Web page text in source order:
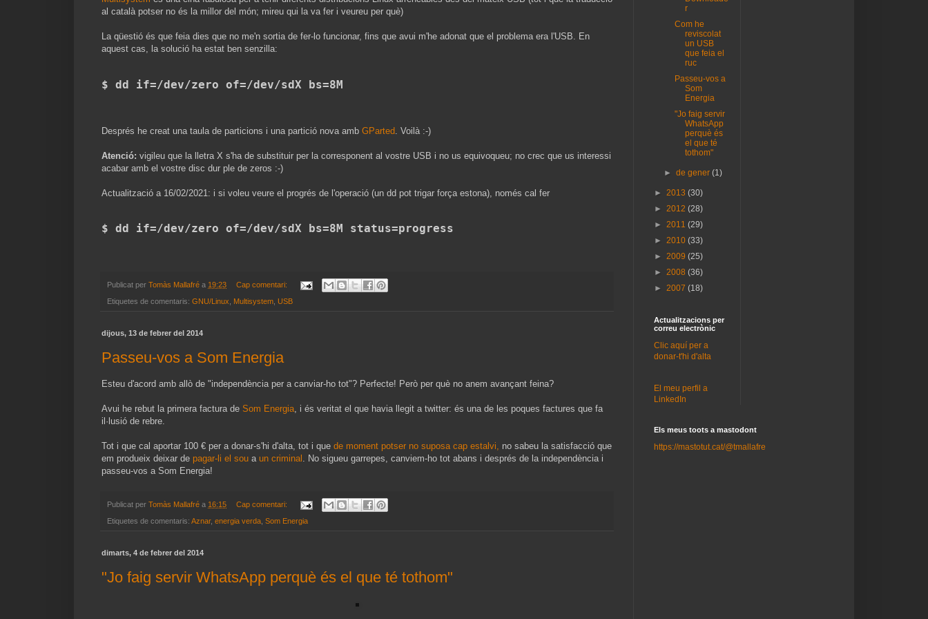
al català potser no és la millor del món; mireu qui la va fer i veureu per què)
La qüestió és que feia dies que no me'n sortia de fer-lo funcionar, fins que avui m'he adonat que el problema era l'USB. En
aquest cas, la solució ha estat ben senzilla:
$ dd if=/dev/zero of=/dev/sdX bs=8M
Després he creat una taula de particions i una partició nova amb GParted . Voilà :-)
Atenció: vigileu que la lletra X s'ha de substituir per la corresponent al vostre USB i no us equivoqueu; no crec que us interessi
acabar amb el vostre disc dur ple de zeros :-)
Actualització a 16/02/2021: i si voleu veure el progrés de l'operació (un dd pot trigar força estona), només cal fer
$ dd if=/dev/zero of=/dev/sdX bs=8M status=progress
Publicat per Tomàs Mallafré a 19:23 Cap comentari:
Etiquetes de comentaris: GNU/Linux Multisystem USB
dijous, 13 de febrer del 2014
Passeu-vos a Som Energia
Esteu d'acord amb allò de "independència per a canviar-ho tot"? Perfecte! Però per què no anem avançant feina?
Avui he rebut la primera factura de Som Energia, i és veritat el que havia llegit a twitter: és una de les poques factures que fa
il·lusió de rebre.
Tot i que cal aportar 100 € per a donar-s'hi d'alta, tot i que de moment potser no suposa cap estalvi, no sabeu la satisfacció que
em produeix deixar de pagar-li el sou a un criminal . No sigueu garrepes, canviem-ho tot abans i després de la independència i
passeu-vos a Som Energia!
Publicat per Tomàs Mallafré a 16:15 Cap comentari:
Etiquetes de comentaris: Aznar, energia verda, Som Energia
dimarts, 4 de febrer del 2014
"Jo faig servir WhatsApp perquè és el que té tothom"
r
Com he
reviscolat
un USB
que feia el
ruc
Passeu-vos a
Som
Energia
"Jo faig servir
WhatsApp
perquè és
el que té
tothom"
►de gener(1)
► 2013 (30)
► 2012 (28)
► 2011 (29)
► 2010 (33)
► 2009 (25)
► 2008 (36)
► 2007 (18)
Actualitzacions per
correu electrònic
Clic aquí per a
donar-t'hi d'alta
El meu perfil a
LinkedIn
Els meus toots a mastodont
https://mastotut.cat/@tmallafre